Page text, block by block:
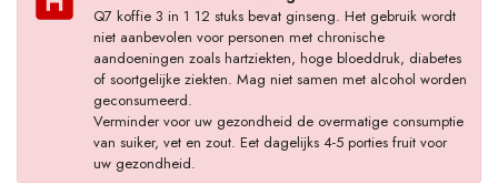
Q7 koffie 3 in 1 12 stuks bevat ginseng. Het gebruik wordt
niet aanbevolen voor personen met chronische
aandoeningen zoals hartziekten, hoge bloeddruk, diabetes
of soortgelijke ziekten. Mag niet samen met alcohol worden
geconsumeerd.
Verminder voor uw gezondheid de overmatige consumptie
van suiker, vet en zout. Eet dagelijks 4-5 porties fruit voor
uw gezondheid.